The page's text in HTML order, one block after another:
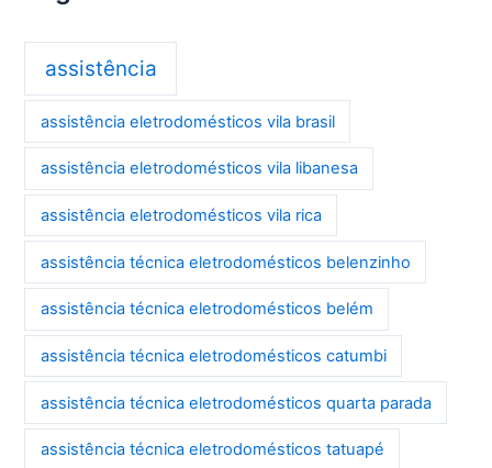
assistência
assistência eletrodomésticos vila brasil
assistência eletrodomésticos vila libanesa
assistência eletrodomésticos vila rica
assistência técnica eletrodomésticos belenzinho
assistência técnica eletrodomésticos belém
assistência técnica eletrodomésticos catumbi
assistência técnica eletrodomésticos quarta parada
assistência técnica eletrodomésticos tatuapé